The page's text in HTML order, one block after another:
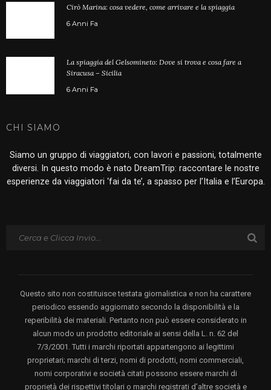
Cirò Marina: cosa vedere, come arrivare e la spiaggia
6 Anni Fa
La spiaggia del Gelsomineto: Dove si trova e cosa fare a
Siracusa – Sicilia
6 Anni Fa
CHI SIAMO
Siamo un gruppo di viaggiatori, con lavori e passioni, totalmente
diversi. In questo modo è nato DreamTrip: raccontare le nostre
esperienze da viaggiatori ‘fai da te’, a spasso per l’Italia e l’Europa.
Questo sito non costituisce testata giornalistica e non ha carattere
periodico essendo aggiornato secondo la disponibilità e la
reperibilità dei materiali. Pertanto non può essere considerato in
alcun modo un prodotto editoriale ai sensi della L. n. 62 del
7/3/2001. Tutti i marchi riportati appartengono ai legittimi
proprietari; marchi di terzi, nomi di prodotti, nomi commerciali,
nomi corporativi e società citati possono essere marchi di
proprietà dei rispettivi titolari o marchi registrati d’altre società e